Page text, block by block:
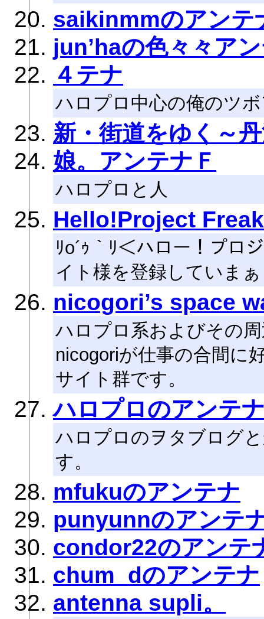
saikinmmのアンテ
jun’haの色々々ア
４テナ
ハロプロ中心の俺のツ
新・街道をゆく～
娘。アンテナＦ
ハロプロと人
Hello!Project
ﾘo´ｩ｀ﾘ＜ハロー！プロ
イト様を登録していま
nicogori’s space
ハロプロ系およびその
nicogoriが仕事の合間に
サイト群です。
ハロプロのアンテ
ハロプロのヲタブログ
す。
mfukuのアンテナ
punyunnのアンテ
condor22のアンテ
chum_dのアンテナ
antenna supli。